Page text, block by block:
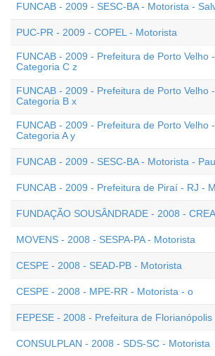
FUNCAB - 2009 - SESC-BA - Motorista -
PUC-PR - 2009 - COPEL - Motorista
FUNCAB - 2009 - Prefeitura de Porto Velho
Categoria C z
FUNCAB - 2009 - Prefeitura de Porto Velho
Categoria B x
FUNCAB - 2009 - Prefeitura de Porto Velho
Categoria A y
FUNCAB - 2009 - SESC-BA - Motorista -
FUNCAB - 2009 - Prefeitura de Piraí - RJ -
FUNDAÇÃO SOUSÂNDRADE - 2008 -
MOVENS - 2008 - SESPA-PA - Motorista
CESPE - 2008 - SEAD-PB - Motorista
CESPE - 2008 - MPE-RR - Motorista - o
FEPESE - 2008 - Prefeitura de
CONSULPLAN - 2008 - SDS-SC - Motorista